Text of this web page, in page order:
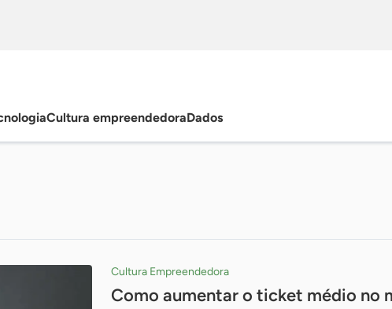
Cultura empreendedoraDados
Cultura Empreendedora
Como aumentar o ticket médio no